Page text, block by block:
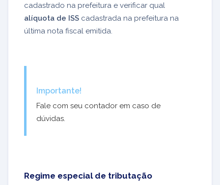
cadastrado na prefeitura e verificar qual
alíquota de ISS cadastrada na prefeitura na
última nota fiscal emitida.
Importante!
Fale com seu contador em caso de
dúvidas.
Regime especial de tributação